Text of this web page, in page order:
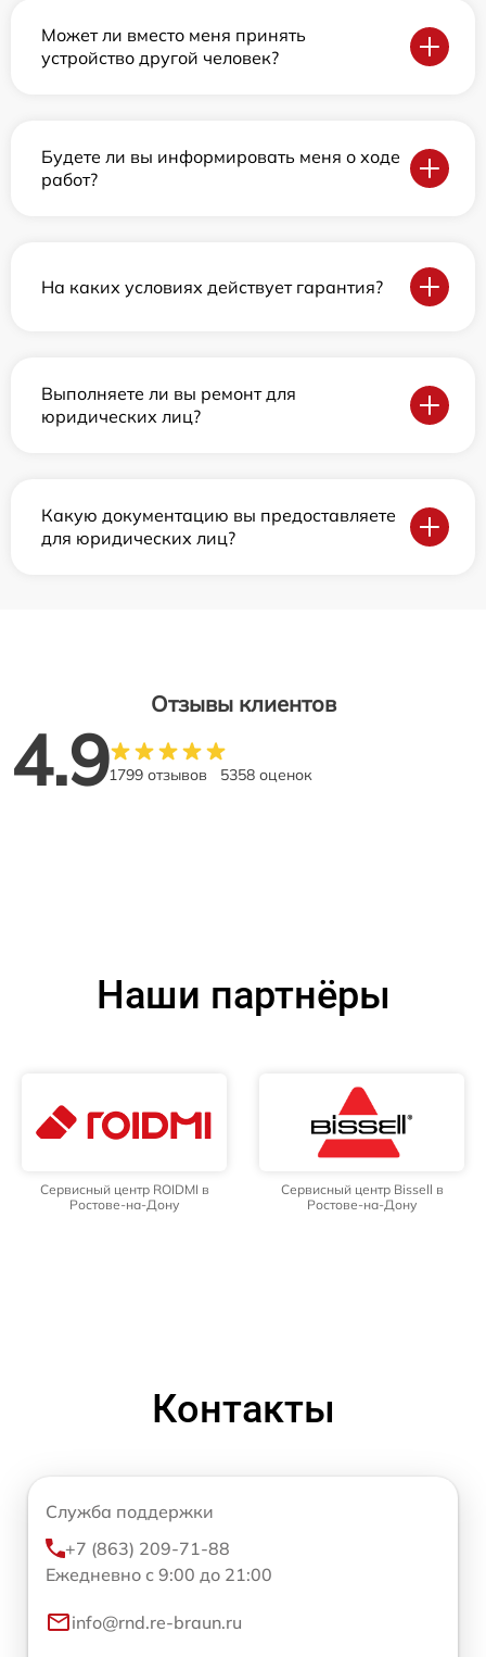
Может ли вместо меня принять
устройство другой человек?
Будете ли вы информировать меня о ходе
работ?
На каких условиях действует гарантия?
Выполняете ли вы ремонт для
юридических лиц?
Какую документацию вы предоставляете
для юридических лиц?
Отзывы клиентов
4.91799 отзывов 5358 оценок
Наши партнёры
Сервисный центр ROIDMI в
Ростове-на-Дону
Сервисный центр Bissell в
Ростове-на-Дону
Контакты
Служба поддержки
+7 (863) 209-71-88
Ежедневно с 9:00 до 21:00
info@rnd.re-braun.ru